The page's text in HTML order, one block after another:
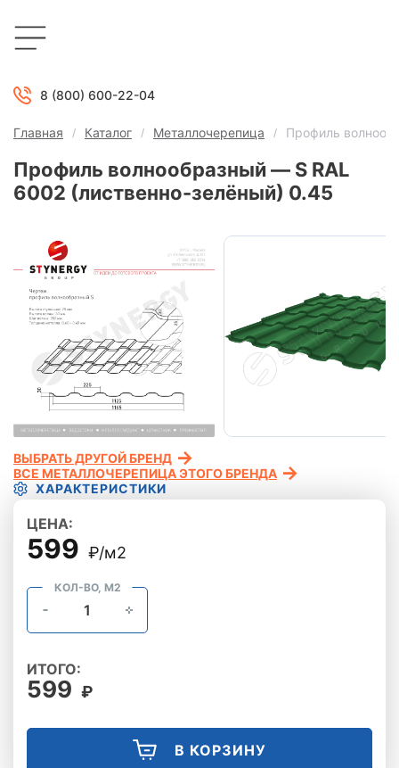
8 (800) 600-22-04
Главная Каталог Металлочерепица Профиль
Профиль волнообразный — S RAL
6002 (лиственно-зелёный) 0.45
ХАРАКТЕРИСТИКИ
ВЫБРАТЬ ДРУГОЙ БРЕНД
ВСЕ МЕТАЛЛОЧЕРЕПИЦА ЭТОГО БРЕНДА
ЦЕНА:
599 ₽/м2
КОЛ-ВО, М2
ИТОГО:
599 ₽
В КОРЗИНУ